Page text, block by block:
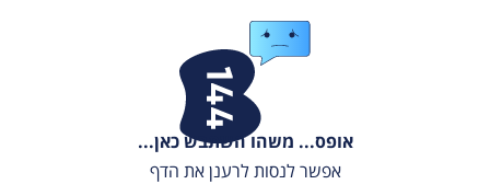
אופס... משהו השתבש כאן...
אפשר לנסות לרענן את הדף